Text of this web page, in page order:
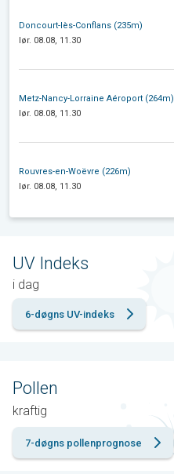
Doncourt-lès-Conflans (235m)
lør. 08.08, 11.30
Metz-Nancy-Lorraine Aéroport (264m)
lør. 08.08, 11.30
Rouvres-en-Woëvre (226m)
lør. 08.08, 11.30
UV Indeks
i dag
6-døgns UV-indeks
Pollen
kraftig
7-døgns pollenprognose